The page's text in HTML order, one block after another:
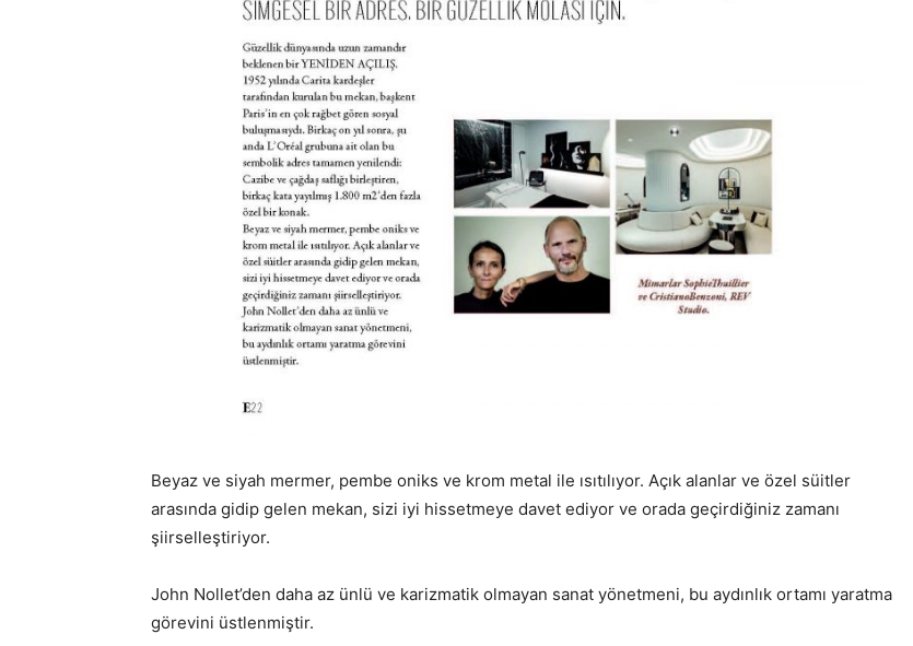
Beyaz ve siyah mermer, pembe oniks ve krom metal ile ısıtılıyor. Açık alanlar ve özel süitler
arasında gidip gelen mekan, sizi iyi hissetmeye davet ediyor ve orada geçirdiğiniz zamanı
şiirselleştiriyor.
John Nollet’den daha az ünlü ve karizmatik olmayan sanat yönetmeni, bu aydınlık ortamı yaratma
görevini üstlenmiştir.